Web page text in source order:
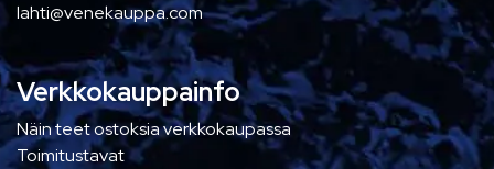
lahti@venekauppa.com
Verkkokauppainfo
Näin teet ostoksia verkkokaupassa
Toimitustavat